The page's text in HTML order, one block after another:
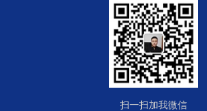
扫一扫加我微信